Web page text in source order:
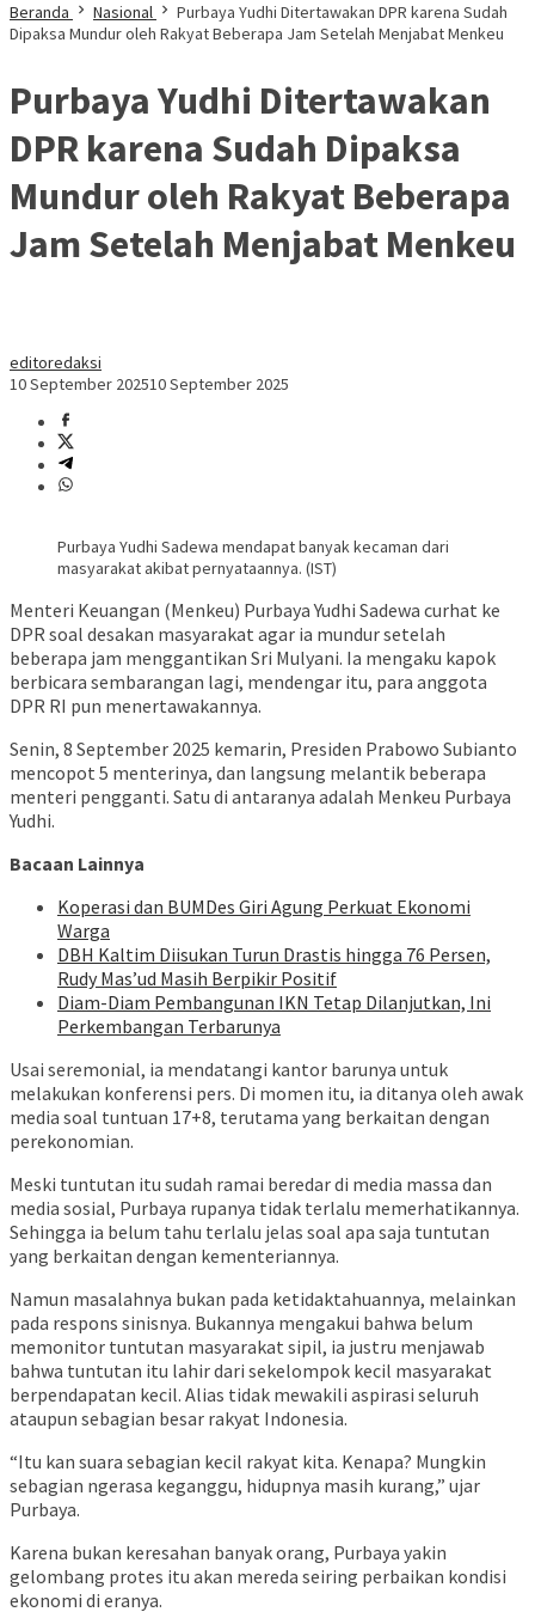
Beranda Nasional
Purbaya Yudhi Ditertawakan DPR karena Sudah
Dipaksa Mundur oleh Rakyat Beberapa Jam Setelah Menjabat Menkeu
Purbaya Yudhi Ditertawakan
DPR karena Sudah Dipaksa
Mundur oleh Rakyat Beberapa
Jam Setelah Menjabat Menkeu
editoredaksi
10 September 202510 September 2025
Purbaya Yudhi Sadewa mendapat banyak kecaman dari
masyarakat akibat pernyataannya. (IST)
Menteri Keuangan (Menkeu) Purbaya Yudhi Sadewa curhat ke
DPR soal desakan masyarakat agar ia mundur setelah
beberapa jam menggantikan Sri Mulyani. Ia mengaku kapok
berbicara sembarangan lagi, mendengar itu, para anggota
DPR RI pun menertawakannya.
Senin, 8 September 2025 kemarin, Presiden Prabowo Subianto
mencopot 5 menterinya, dan langsung melantik beberapa
menteri pengganti. Satu di antaranya adalah Menkeu Purbaya
Yudhi.
Bacaan Lainnya
Koperasi dan BUMDes Giri Agung Perkuat Ekonomi
Warga
DBH Kaltim Diisukan Turun Drastis hingga 76 Persen,
Rudy Mas’ud Masih Berpikir Positif
Diam-Diam Pembangunan IKN Tetap Dilanjutkan, Ini
Perkembangan Terbarunya
Usai seremonial, ia mendatangi kantor barunya untuk
melakukan konferensi pers. Di momen itu, ia ditanya oleh awak
media soal tuntuan 17+8, terutama yang berkaitan dengan
perekonomian.
Meski tuntutan itu sudah ramai beredar di media massa dan
media sosial, Purbaya rupanya tidak terlalu memerhatikannya.
Sehingga ia belum tahu terlalu jelas soal apa saja tuntutan
yang berkaitan dengan kementeriannya.
Namun masalahnya bukan pada ketidaktahuannya, melainkan
pada respons sinisnya. Bukannya mengakui bahwa belum
memonitor tuntutan masyarakat sipil, ia justru menjawab
bahwa tuntutan itu lahir dari sekelompok kecil masyarakat
berpendapatan kecil. Alias tidak mewakili aspirasi seluruh
ataupun sebagian besar rakyat Indonesia.
“Itu kan suara sebagian kecil rakyat kita. Kenapa? Mungkin
sebagian ngerasa keganggu, hidupnya masih kurang,” ujar
Purbaya.
Karena bukan keresahan banyak orang, Purbaya yakin
gelombang protes itu akan mereda seiring perbaikan kondisi
ekonomi di eranya.